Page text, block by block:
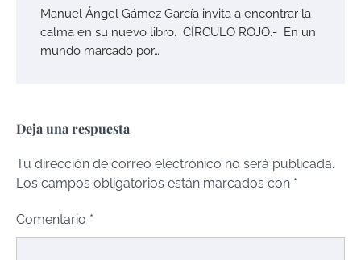
Manuel Ángel Gámez García invita a encontrar la
calma en su nuevo libro. CÍRCULO ROJO.- En un
mundo marcado por…
Deja una respuesta
Tu dirección de correo electrónico no será publicada.
Los campos obligatorios están marcados con *
Comentario *